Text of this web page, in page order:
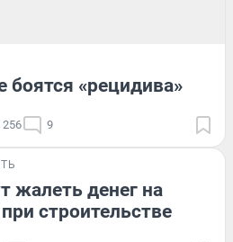
боятся «рецидива»
256 9
жалеть денег на
строительстве